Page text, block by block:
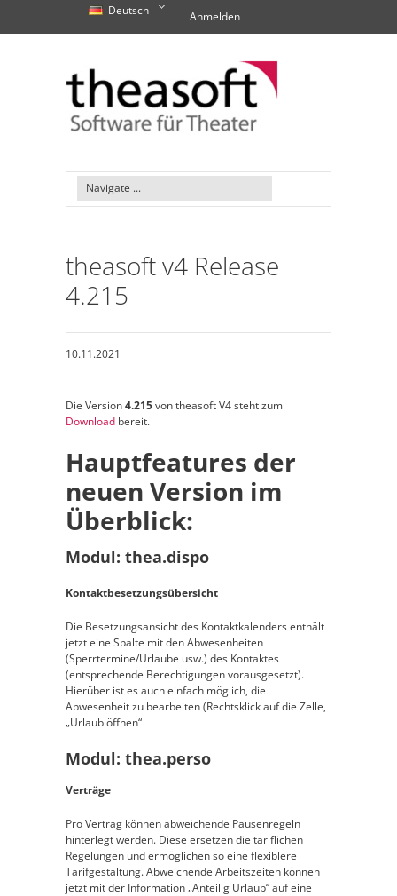
Deutsch Anmelden
theasoft v4 Release
4.215
10.11.2021
Die Version4.215von theasoft V4 steht zum
Download bereit.
Hauptfeatures der
neuen Version im
Überblick:
Modul: thea.dispo
Kontaktbesetzungsübersicht
Die Besetzungsansicht des Kontaktkalenders enthält
jetzt eine Spalte mit den Abwesenheiten
(Sperrtermine/Urlaube usw.) des Kontaktes
(entsprechende Berechtigungen vorausgesetzt).
Hierüber ist es auch einfach möglich, die
Abwesenheit zu bearbeiten (Rechtsklick auf die Zelle,
„Urlaub öffnen“
Modul: thea.perso
Verträge
Pro Vertrag können abweichende Pausenregeln
hinterlegt werden. Diese ersetzen die tariflichen
Regelungen und ermöglichen so eine flexiblere
Tarifgestaltung. Abweichende Arbeitszeiten können
jetzt mit der Information „Anteilig Urlaub“ auf eine